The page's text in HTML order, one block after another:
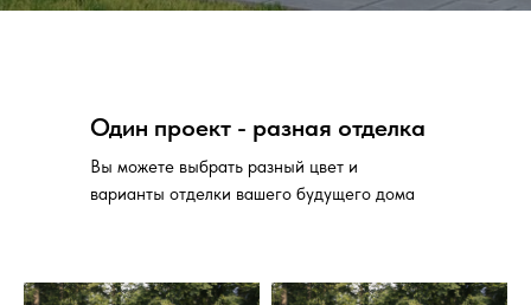
Один проект - разная отделка
Вы можете выбрать разный цвет и
варианты отделки вашего будущего дома